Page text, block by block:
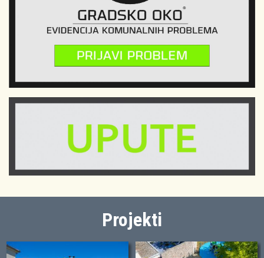
Projekti